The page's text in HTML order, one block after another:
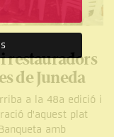
restauradors
de Juneda
a la 48a edició i
d'aquest plat
amb